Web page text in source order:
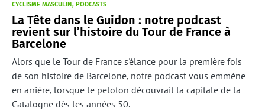
CYCLISME MASCULIN PODCASTS
La Tête dans le Guidon : notre podcast
revient sur l’histoire du Tour de France à
Barcelone
Alors que le Tour de France s'élance pour la première fois
de son histoire de Barcelone, notre podcast vous emmène
en arrière, lorsque le peloton découvrait la capitale de la
Catalogne dès les années 50.